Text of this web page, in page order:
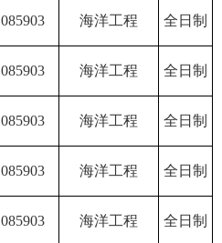
085903 海洋工程 全日制
085903 海洋工程 全日制
085903 海洋工程 全日制
085903 海洋工程 全日制
085903 海洋工程 全日制